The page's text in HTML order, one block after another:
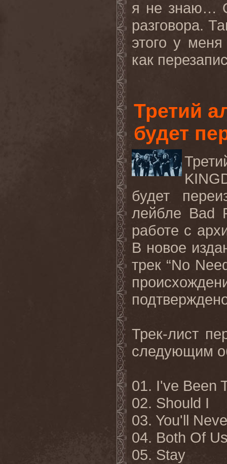
я не знаю…
разговора.
этого у
как
Третий
будет
будет
лейбле Bad
работе с
В новое
трек “No
Трек-лист
следующим
01. I've Been
02. Should I
03. You'll
04. Both Of
05. Stay